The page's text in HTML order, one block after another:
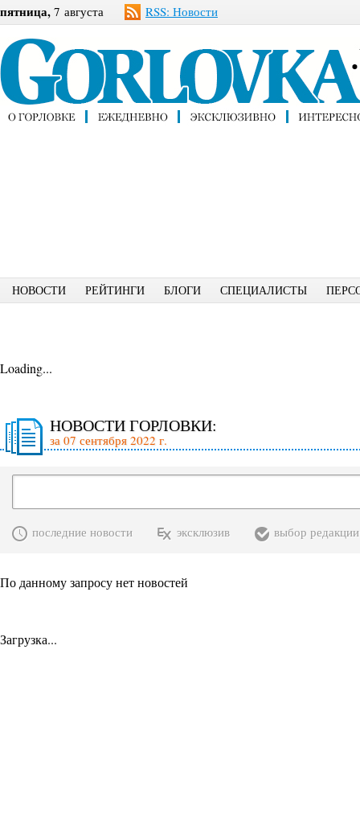
пятница, 7 августа RSS: Новости
НОВОСТИ РЕЙТИНГИ БЛОГИ СПЕЦИАЛИСТЫ
Loading...
НОВОСТИ ГОРЛОВКИ:
за 07 сентября 2022 г.
последние новости эксклюзив выбор редакции
По данному запросу нет новостей
Загрузка...